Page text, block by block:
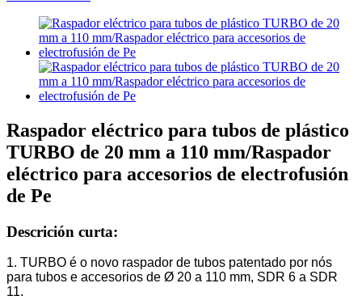
Raspador eléctrico para tubos de plástico
TURBO de 20 mm a 110 mm/Raspador
eléctrico para accesorios de electrofusión
de Pe
Descrición curta:
1. TURBO é o novo raspador de tubos patentado por nós
para tubos e accesorios de Ø 20 a 110 mm, SDR 6 a SDR
11.